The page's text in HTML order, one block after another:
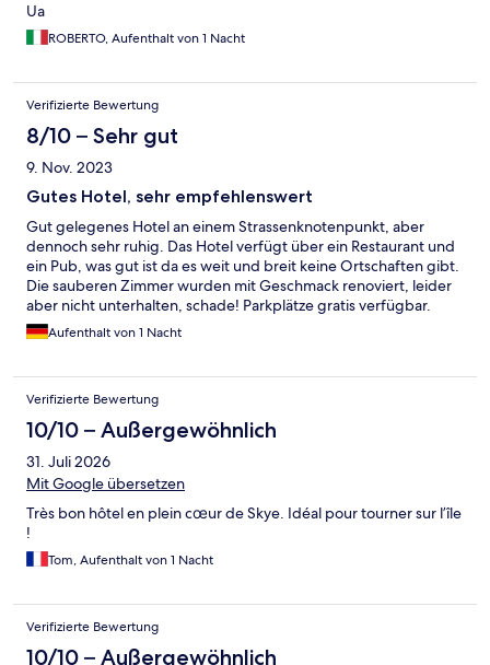
Ua
ROBERTO, Aufenthalt von 1 Nacht
Verifizierte Bewertung
8/10 – Sehr gut
9. Nov. 2023
Gutes Hotel, sehr empfehlenswert
Gut gelegenes Hotel an einem Strassenknotenpunkt, aber
dennoch sehr ruhig. Das Hotel verfügt über ein Restaurant und
ein Pub, was gut ist da es weit und breit keine Ortschaften gibt.
Die sauberen Zimmer wurden mit Geschmack renoviert, leider
aber nicht unterhalten, schade! Parkplätze gratis verfügbar.
Gutes Frühstück. Wanderungen möglich hinter dem Hotel.
Aufenthalt von 1 Nacht
Verifizierte Bewertung
10/10 – Außergewöhnlich
31. Juli 2026
Mit Google übersetzen
Très bon hôtel en plein cœur de Skye. Idéal pour tourner sur l’île
!
Tom, Aufenthalt von 1 Nacht
Verifizierte Bewertung
10/10 – Außergewöhnlich